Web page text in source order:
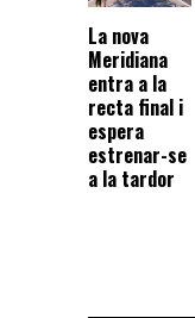
La nova
Meridiana
entra a la
recta final i
espera
estrenar-se
a la tardor